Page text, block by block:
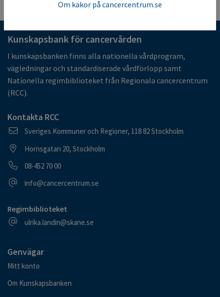
Om kakor på cancercentrum.se
Kunskapsbank för cancervården
I kunskapsbanken finns alla nationella vårdprogram,
vägledningar och standardiserade vårdförlopp samt
Nationella regimbiblioteket från Regionala cancercentrum
(RCC).
Kontakta RCC
Postadress
Sveriges Kommuner och Regioner, 118 82 Stockholm
Besöksadress
Hornsgatan 20, Stockholm
Telefonnummer
08-452 70 00
E-postadress
info@cancercentrum.se
Regimbiblioteket
E-postadress
ulrika.landin@skane.se
Genvägar
Mitt konto
Om Kunskapsbanken